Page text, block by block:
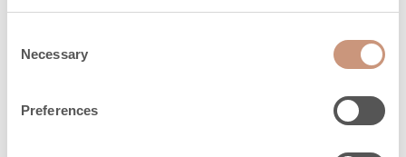
Selection
Necessary
Preferences